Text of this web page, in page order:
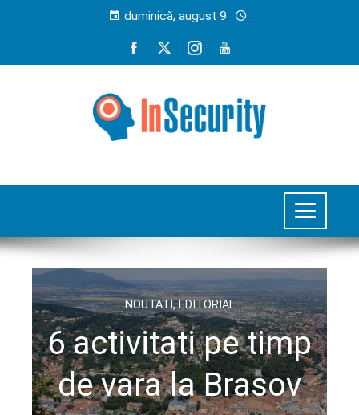
duminică, august 9
NOUTATI,EDITORIAL
6 activitati pe timp
de vara la Brasov